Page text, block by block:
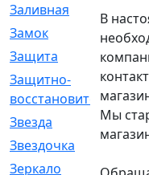
Заливная
Замок
Защита
Защитно-
восстановительный
Звезда
Звездочка
Зеркало
В
Мы